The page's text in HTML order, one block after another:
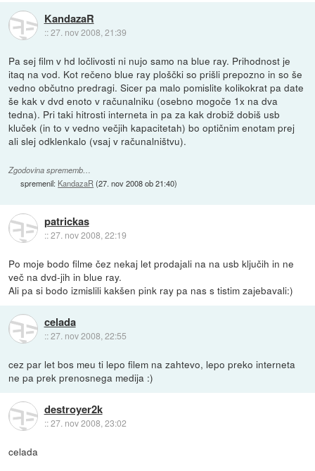
KandazaR
::27. nov 2008, 21:39
Pa sej film v hd ločlivosti ni nujo samo na blue ray. Prihodnost je
itaq na vod. Kot rečeno blue ray ploščki so prišli prepozno in so še
vedno občutno predragi. Sicer pa malo pomislite kolikokrat pa date
še kak v dvd enoto v računalniku (osebno mogoče 1x na dva
tedna). Pri taki hitrosti interneta in pa za kak drobiž dobiš usb
kluček (in to v vedno večjih kapacitetah) bo optičnim enotam prej
ali slej odklenkalo (vsaj v računalništvu).
Zgodovina sprememb…
spremenil: KandazaR (27. nov 2008 ob 21:40)
patrickas
::27. nov 2008, 22:19
Po moje bodo filme čez nekaj let prodajali na na usb ključih in ne
več na dvd-jih in blue ray.
Ali pa si bodo izmislili kakšen pink ray pa nas s tistim zajebavali:)
celada
::27. nov 2008, 22:55
cez par let bos meu ti lepo filem na zahtevo, lepo preko interneta
ne pa prek prenosnega medija :)
destroyer2k
::27. nov 2008, 23:02
celada